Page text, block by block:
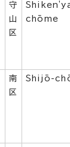
守
山
区
chōme
南
区
Shijō-